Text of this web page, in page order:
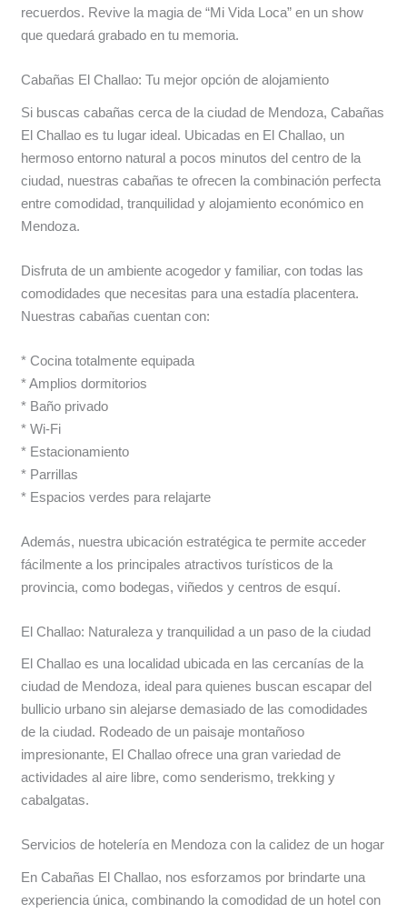
recuerdos. Revive la magia de “Mi Vida Loca” en un show
que quedará grabado en tu memoria.
Cabañas El Challao: Tu mejor opción de alojamiento
Si buscas cabañas cerca de la ciudad de Mendoza, Cabañas
El Challao es tu lugar ideal. Ubicadas en El Challao, un
hermoso entorno natural a pocos minutos del centro de la
ciudad, nuestras cabañas te ofrecen la combinación perfecta
entre comodidad, tranquilidad y alojamiento económico en
Mendoza.
Disfruta de un ambiente acogedor y familiar, con todas las
comodidades que necesitas para una estadía placentera.
Nuestras cabañas cuentan con:
* Cocina totalmente equipada
* Amplios dormitorios
* Baño privado
* Wi-Fi
* Estacionamiento
* Parrillas
* Espacios verdes para relajarte
Además, nuestra ubicación estratégica te permite acceder
fácilmente a los principales atractivos turísticos de la
provincia, como bodegas, viñedos y centros de esquí.
El Challao: Naturaleza y tranquilidad a un paso de la ciudad
El Challao es una localidad ubicada en las cercanías de la
ciudad de Mendoza, ideal para quienes buscan escapar del
bullicio urbano sin alejarse demasiado de las comodidades
de la ciudad. Rodeado de un paisaje montañoso
impresionante, El Challao ofrece una gran variedad de
actividades al aire libre, como senderismo, trekking y
cabalgatas.
Servicios de hotelería en Mendoza con la calidez de un hogar
En Cabañas El Challao, nos esforzamos por brindarte una
experiencia única, combinando la comodidad de un hotel con